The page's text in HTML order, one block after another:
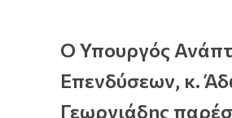
Ο Υπουργός
Επενδύσεων, κ.
Γεωργιάδης